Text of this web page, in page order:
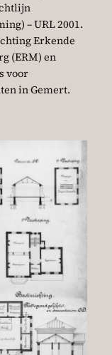
– URL 2001.
Erkende
(ERM) en
voor
in Gemert.